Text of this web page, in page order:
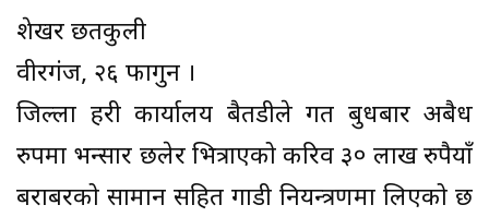
शेखर छतकुली
वीरगंज, २६ फागुन ।
जिल्ला प्रहरी कार्यालय बैतडीले गत बुधबार अबैध
रुपमा भन्सार छलेर भित्राएको करिव ३० लाख रुपैयाँ
बराबरको सामान सहित गाडी नियन्त्रणमा लिएको छ